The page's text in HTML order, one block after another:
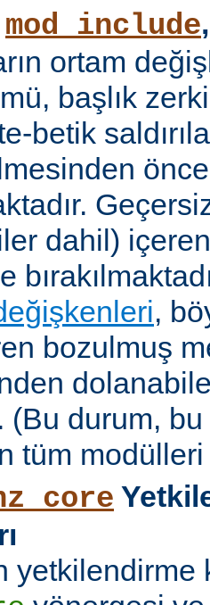
mod_include
ortam
başlık
betik
dahil)
,
bozulmuş
(Bu durum,
tüm
yetkilendirme